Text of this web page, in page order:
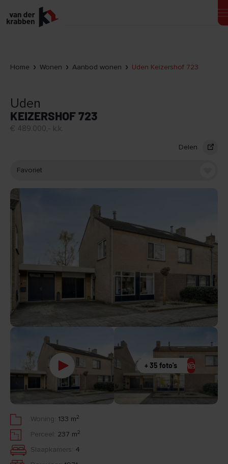
Home Wonen Aanbod wonen Uden Keizershof 723
Uden
KEIZERSHOF 723
€ 489.000,- k.k.
Delen
Favoriet
+ 35 foto's
Woning: 133 m 2
Perceel: 237 m 2
Slaapkamers: 4